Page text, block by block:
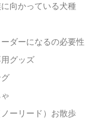
向かっている犬種
ダーになるの必要性
用グッズ
ーリード）お散歩